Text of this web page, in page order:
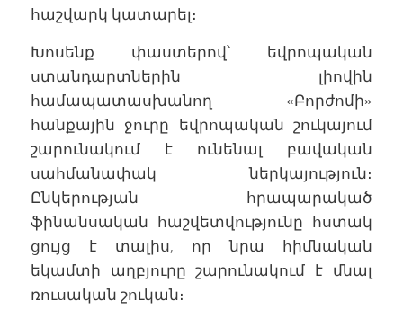
հաշվարկ կատարել։
Խոսենք փաստերով՝ եվրոպական
ստանդարտներին լիովին
համապատասխանող «Բորժոմի»
հանքային ջուրը եվրոպական շուկայում
շարունակում է ունենալ բավական
սահմանափակ ներկայություն։
Ընկերության հրապարակած
ֆինանսական հաշվետվությունը հստակ
ցույց է տալիս, որ նրա հիմնական
եկամտի աղբյուրը շարունակում է մնալ
ռուսական շուկան։